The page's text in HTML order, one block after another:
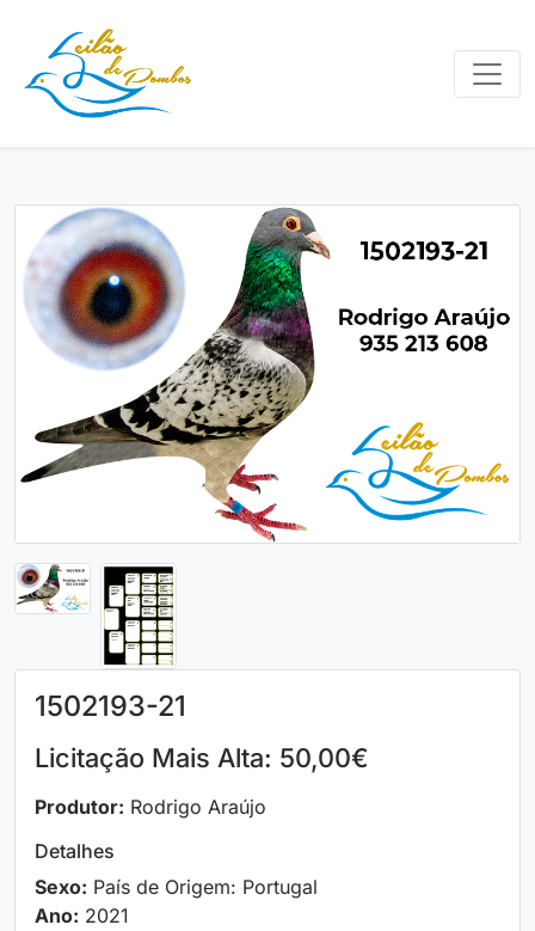
1502193-21
Licitação Mais Alta: 50,00€
Produtor: Rodrigo Araújo
Detalhes
Sexo: País de Origem: Portugal
Ano: 2021